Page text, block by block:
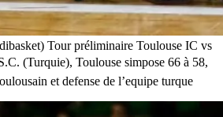
Tour préliminaire Toulouse IC vs
(Turquie), Toulouse simpose 66 à 58,
et defense de l’equipe turque